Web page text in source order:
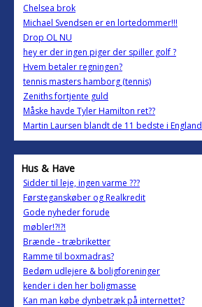
Chelsea brok
Michael Svendsen er en lortedommer!!!
Drop OL NU
hey er der ingen piger der spiller golf ?
Hvem betaler regningen?
tennis masters hamborg (tennis)
Zeniths fortjente guld
Måske havde Tyler Hamilton ret??
Martin Laursen blandt de 11 bedste i England
Hus & Have
Sidder til leje, ingen varme ???
Førsteganskøber og Realkredit
Gode nyheder forude
møbler!?!?!
Brænde - træbriketter
Ramme til boxmadras?
Bedøm udlejere & boligforeninger
kender i den her boligmasse
Kan man købe dynbetræk på internettet?